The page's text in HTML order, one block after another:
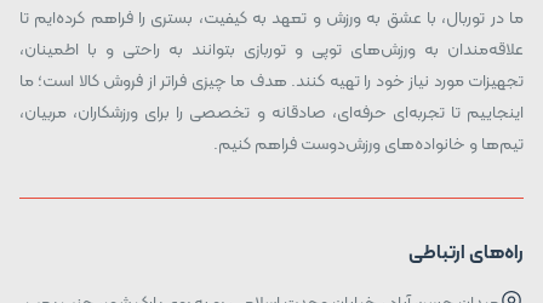
ما در توربال، با عشق به ورزش و تعهد به کیفیت، بستری را فراهم کرده‌ایم تا
علاقه‌مندان به ورزش‌های توپی و توربازی بتوانند به راحتی و با اطمینان،
تجهیزات مورد نیاز خود را تهیه کنند. هدف ما چیزی فراتر از فروش کالا است؛ ما
اینجاییم تا تجربه‌ای حرفه‌ای، صادقانه و تخصصی را برای ورزشکاران، مربیان،
تیم‌ها و خانواده‌های ورزش‌دوست فراهم کنیم.
راه‌های ارتباطی